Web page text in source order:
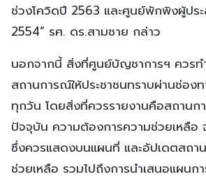
ช่วงโควิดปี 2563 และศูนย์พักพิงผู้ปร
2554” รศ. ดร.สามชาย กล่าว
นอกจากนี้ สิ่งที่ศูนย์บัญชาการฯ ควรท
สถานการณ์ให้ประชาชนทราบผ่านช่อง
ทุกวัน โดยสิ่งที่ควรรายงานคือสถาน
ปัจจุบัน ความต้องการความช่วยเหลือ
ซึ่งควรแสดงบนแผนที่ และอัปเดตสถา
ช่วยเหลือ รวมไปถึงการนำเสนอแผนก